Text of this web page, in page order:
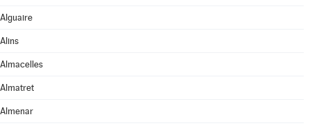
Alguaire
Alins
Almacelles
Almatret
Almenar